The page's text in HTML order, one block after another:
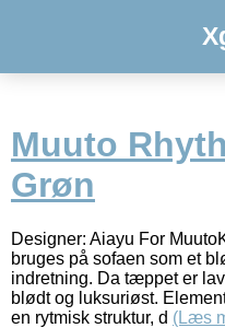
Muuto
Grøn
Designer: Aiayu For
bruges på sofaen som et
indretning. Da tæppet er
blødt og luksuriøst.
en rytmisk struktur, d (Læs